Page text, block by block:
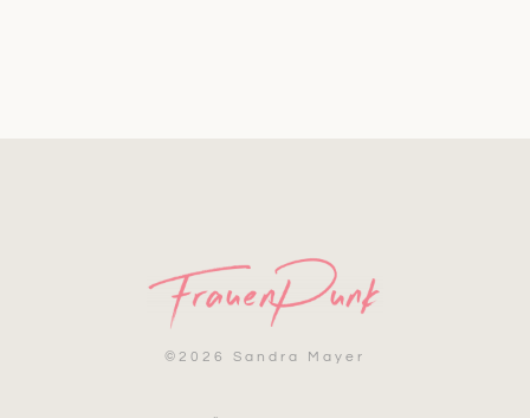
© 2026 Sandra Mayer